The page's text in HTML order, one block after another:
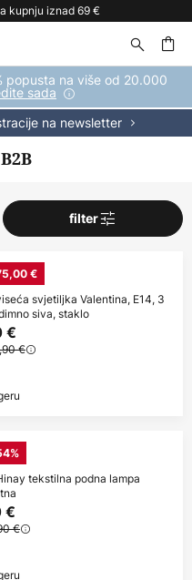
kupnju iznad 69 €
popusta na više od 20.000
sada
na newsletter
filter
€
svjetiljka Valentina, E14, 3
siva, staklo
€
€
tekstilna podna lampa
€
€